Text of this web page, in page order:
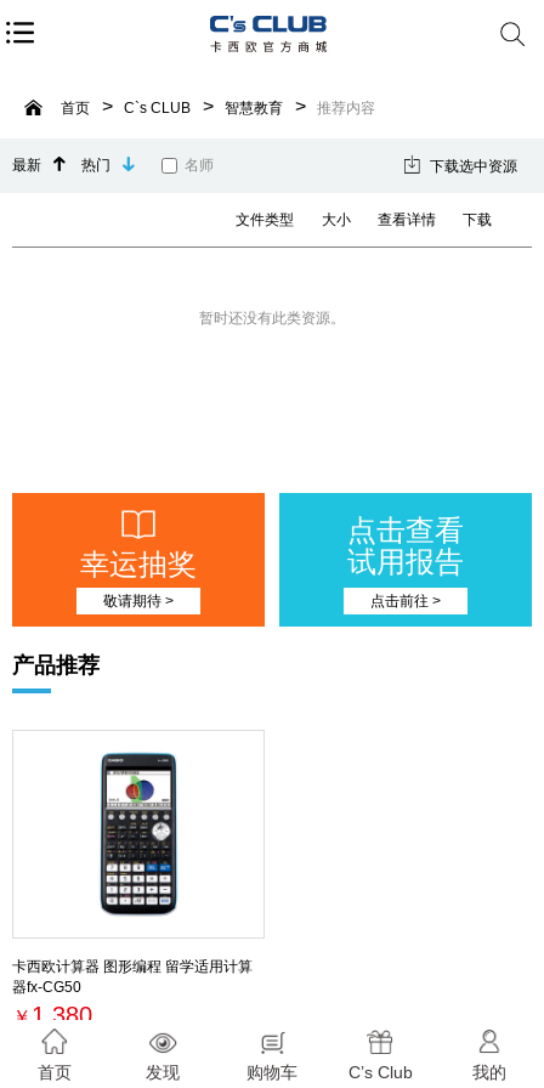
首页 C`s CLUB 智慧教育 推荐内容
最新 热门 名师 下载选中资源
文件类型 大小 查看详情 下载
暂时还没有此类资源。
幸运抽奖
敬请期待 >
点击查看
试用报告
点击前往 >
产品推荐
卡西欧计算器 图形编程 留学适用计算
器fx-CG50
￥ 1,380
最新活动
首页 发现 购物车 C’s Club 我的